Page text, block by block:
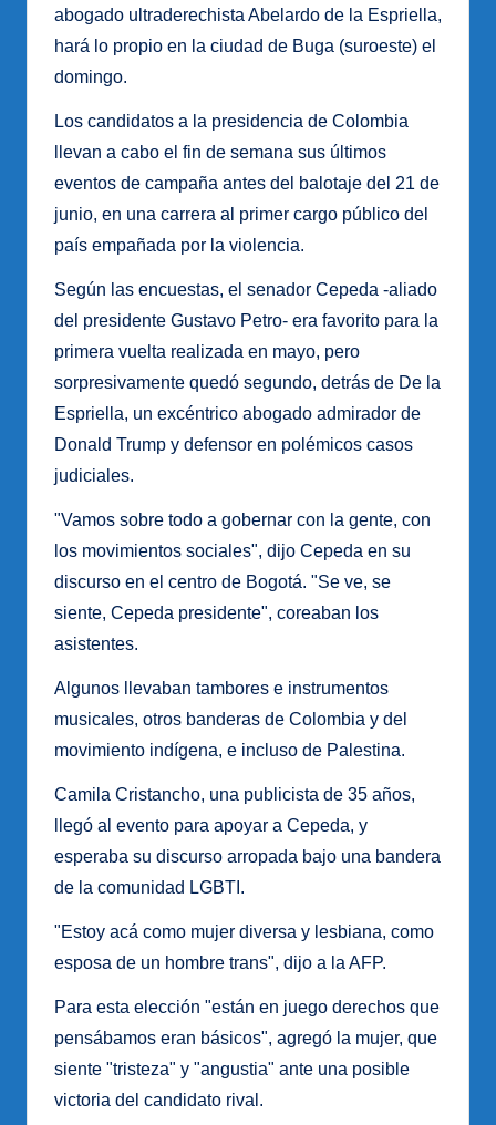
abogado ultraderechista Abelardo de la Espriella,
hará lo propio en la ciudad de Buga (suroeste) el
domingo.
Los candidatos a la presidencia de Colombia
llevan a cabo el fin de semana sus últimos
eventos de campaña antes del balotaje del 21 de
junio, en una carrera al primer cargo público del
país empañada por la violencia.
Según las encuestas, el senador Cepeda -aliado
del presidente Gustavo Petro- era favorito para la
primera vuelta realizada en mayo, pero
sorpresivamente quedó segundo, detrás de De la
Espriella, un excéntrico abogado admirador de
Donald Trump y defensor en polémicos casos
judiciales.
"Vamos sobre todo a gobernar con la gente, con
los movimientos sociales", dijo Cepeda en su
discurso en el centro de Bogotá. "Se ve, se
siente, Cepeda presidente", coreaban los
asistentes.
Algunos llevaban tambores e instrumentos
musicales, otros banderas de Colombia y del
movimiento indígena, e incluso de Palestina.
Camila Cristancho, una publicista de 35 años,
llegó al evento para apoyar a Cepeda, y
esperaba su discurso arropada bajo una bandera
de la comunidad LGBTI.
"Estoy acá como mujer diversa y lesbiana, como
esposa de un hombre trans", dijo a la AFP.
Para esta elección "están en juego derechos que
pensábamos eran básicos", agregó la mujer, que
siente "tristeza" y "angustia" ante una posible
victoria del candidato rival.